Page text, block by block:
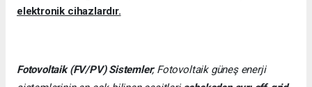
elektronik cihazlardır.
Fotovoltaik (FV/PV) Sistemler; Fotovoltaik güneş enerji